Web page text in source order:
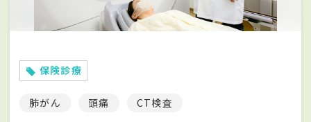
保険診療
肺がん 頭痛 CT検査